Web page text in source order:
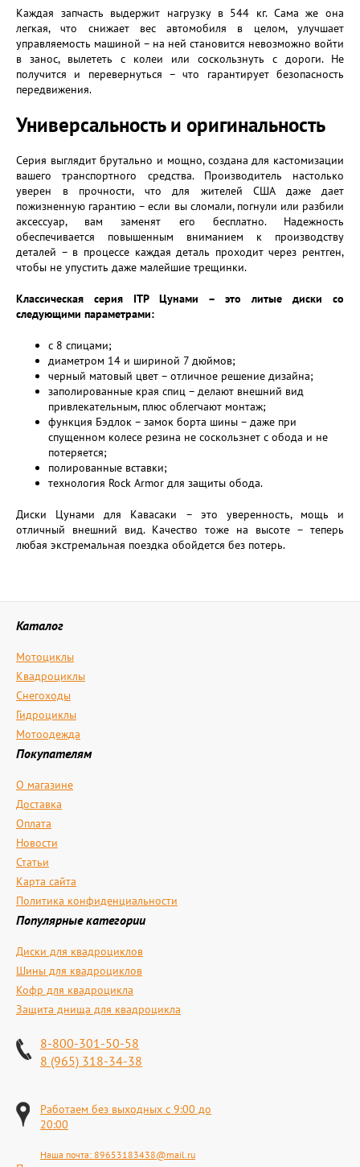
Каждая запчасть выдержит нагрузку в 544 кг. Сама же она
легкая, что снижает вес автомобиля в целом, улучшает
управляемость машиной – на ней становится невозможно войти
в занос, вылететь с колеи или соскользнуть с дороги. Не
получится и перевернуться – что гарантирует безопасность
передвижения.
Универсальность и оригинальность
Серия выглядит брутально и мощно, создана для кастомизации
вашего транспортного средства. Производитель настолько
уверен в прочности, что для жителей США даже дает
пожизненную гарантию – если вы сломали, погнули или разбили
аксессуар, вам заменят его бесплатно. Надежность
обеспечивается повышенным вниманием к производству
деталей – в процессе каждая деталь проходит через рентген,
чтобы не упустить даже малейшие трещинки.
Классическая серия ITP Цунами – это литые диски со
следующими параметрами:
с 8 спицами;
диаметром 14 и шириной 7 дюймов;
черный матовый цвет – отличное решение дизайна;
заполированные края спиц – делают внешний вид
привлекательным, плюс облегчают монтаж;
функция Бэдлок – замок борта шины – даже при
спущенном колесе резина не соскользнет с обода и не
потеряется;
полированные вставки;
технология Rock Armor для защиты обода.
Диски Цунами для Кавасаки – это уверенность, мощь и
отличный внешний вид. Качество тоже на высоте – теперь
любая экстремальная поездка обойдется без потерь.
Каталог
Мотоциклы
Квадроциклы
Снегоходы
Гидроциклы
Мотоодежда
Покупателям
О магазине
Доставка
Оплата
Новости
Статьи
Карта сайта
Политика конфиденциальности
Популярные категории
Диски для квадроциклов
Шины для квадроциклов
Кофр для квадроцикла
Защита днища для квадроцикла
8-800-301-50-58
8 (965) 318-34-38
Работаем без выходных с 9:00 до
20:00
Наша почта: 89653183438@mail.ru